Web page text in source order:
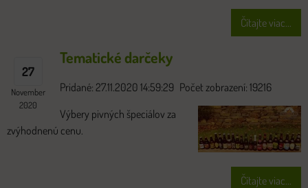
Čítajte viac...
27
November
2020
Tematické darčeky
Pridané: 27.11.2020 14:59:29 Počet zobrazení: 19216
Výbery pivných špeciálov za
zvýhodnenú cenu.
Čítajte viac...